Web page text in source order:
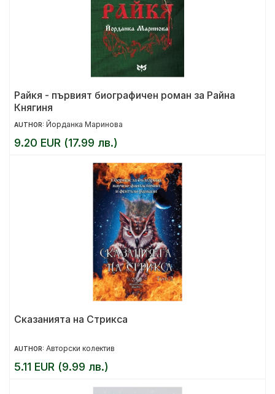
Райкя - първият биографичен роман за Райна
Княгиня
AUTHOR: Йорданка Маринова
9.20 EUR (17.99 лв.)
Сказанията на Стрикса
AUTHOR: Авторски колектив
5.11 EUR (9.99 лв.)